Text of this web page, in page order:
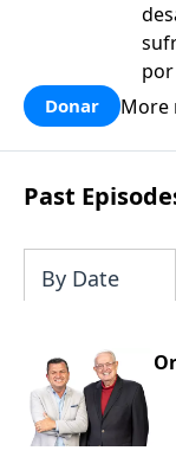
Donar More
Past
By Date